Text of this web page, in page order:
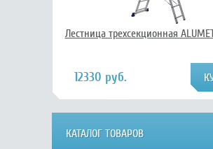
Лестница трехсекционная
12330 руб.
КАТАЛОГ ТОВАРОВ